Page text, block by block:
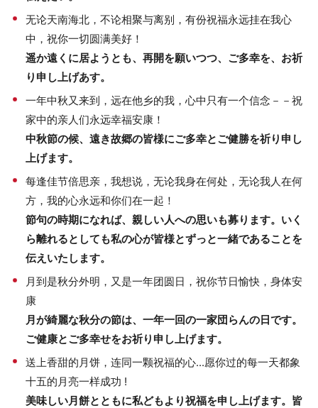
无论天南海北，不论相聚与离别，有份祝福永远挂在我心
中，祝你一切圆满美好！
遥か遠くに居ようとも、再開を願いつつ、ご多幸を、お祈
り申し上げあす。
一年中秋又来到，远在他乡的我，心中只有一个信念－－祝
家中的亲人们永远幸福安康！
中秋節の候、遠き故郷の皆様にご多幸とご健勝を祈り申し
上げます。
每逢佳节倍思亲，我想说，无论我身在何处，无论我人在何
方，我的心永远和你们在一起！
節句の時期になれば、親しい人への思いも募ります。いく
ら離れるとしても私の心が皆様とずっと一緒であることを
伝えいたします。
月到是秋分外明，又是一年团圆日，祝你节日愉快，身体安
康
月が綺麗な秋分の節は、一年一回の一家団らんの日です。
ご健康とご多幸せをお祈り申し上げます。
送上香甜的月饼，连同一颗祝福的心...愿你过的每一天都象
十五的月亮一样成功 !
美味しい月餅とともに私どもより祝福を申し上げます。皆